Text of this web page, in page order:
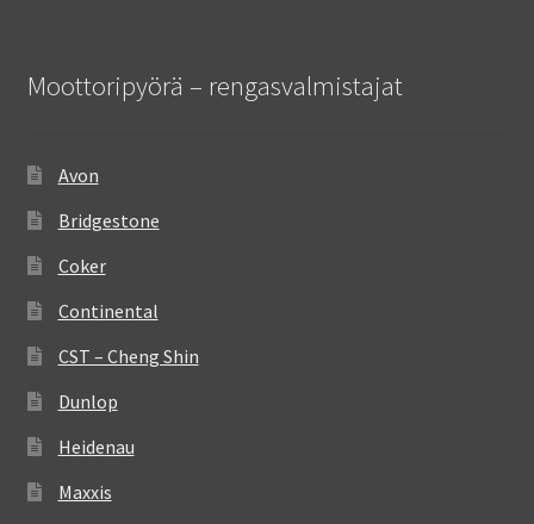
Moottoripyörä – rengasvalmistajat
Avon
Bridgestone
Coker
Continental
CST – Cheng Shin
Dunlop
Heidenau
Maxxis